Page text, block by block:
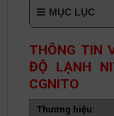
MỤC LỤC
THÔNG TIN
ĐỘ LẠNH
CGNITO
Thương hiệu: